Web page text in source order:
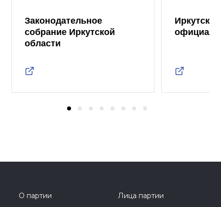
Законодательное
собрание Иркутской
области
О партии
Лица партии